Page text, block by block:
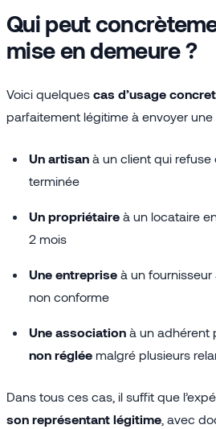
Qui peut
mise en demeure ?
Voici quelques cas d’usage
parfaitement légitime à envoyer
Un artisan à un client qui
terminée
Un propriétaire à un locataire
2 mois
Une entreprise à un
non conforme
Une association à un adhérent
non réglée malgré plusieurs
Dans tous ces cas, il suffit que
son représentant légitime , avec